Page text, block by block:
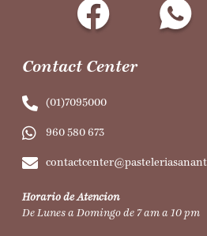
Contact Center
(01)7095000
960 580 673
Horario de Atencion
De Lunes a Domingo de 7 am a 10 pm